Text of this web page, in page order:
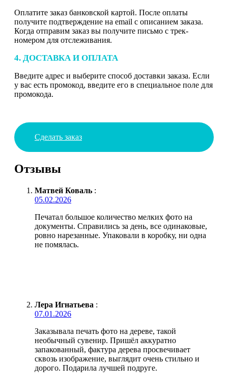
Оплатите заказ банковской картой. После оплаты
получите подтверждение на email с описанием заказа.
Когда отправим заказ вы получите письмо с трек-
номером для отслеживания.
4. ДОСТАВКА И ОПЛАТА
Введите адрес и выберите способ доставки заказа. Если
у вас есть промокод, введите его в специальное поле для
промокода.
Сделать заказ
Отзывы
Матвей Коваль :
05.02.2026
Печатал большое количество мелких фото на
документы. Справились за день, все одинаковые,
ровно нарезанные. Упаковали в коробку, ни одна
не помялась.
Лера Игнатьева :
07.01.2026
Заказывала печать фото на дереве, такой
необычный сувенир. Пришёл аккуратно
запакованный, фактура дерева просвечивает
сквозь изображение, выглядит очень стильно и
дорого. Подарила лучшей подруге.